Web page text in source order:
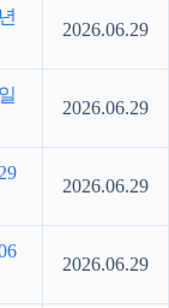
2026.06.29
2026.06.29
2026.06.29
2026.06.29